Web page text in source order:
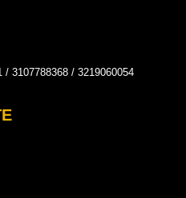
/ 3107788368 / 3219060054